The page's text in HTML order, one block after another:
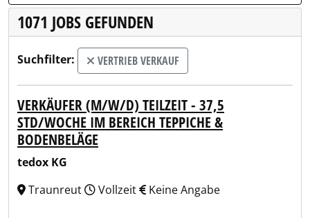
1071 JOBS GEFUNDEN
Suchfilter: VERTRIEB VERKAUF
VERKÄUFER (M/W/D) TEILZEIT - 37,5
STD/WOCHE IM BEREICH TEPPICHE &
BODENBELÄGE
tedox KG
Traunreut
Vollzeit Keine Angabe